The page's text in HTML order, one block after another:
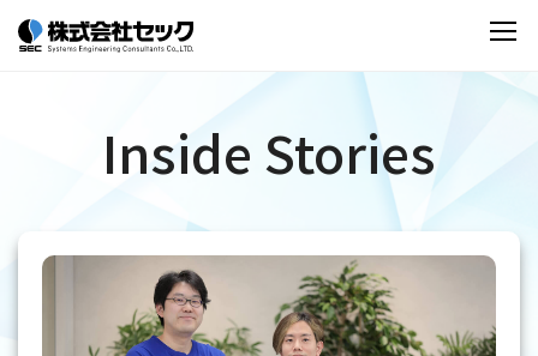
若手エンジニアが「ロボコン」で熱く盛り上げる
― セックのチャレンジする風土が生んだ新たな挑
Inside Stories